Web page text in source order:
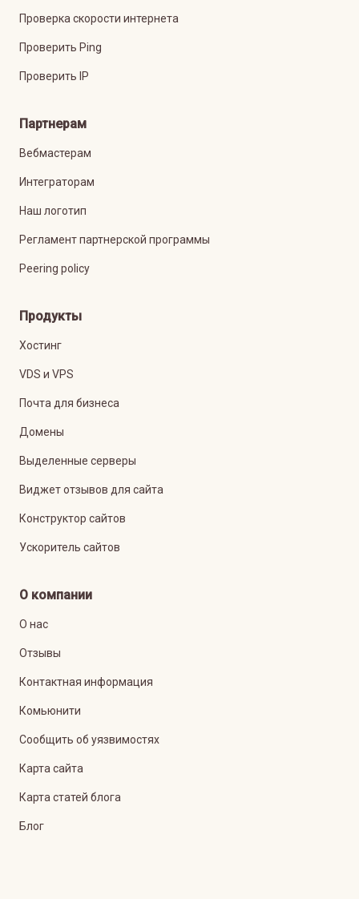
Проверка скорости интернета
Проверить Ping
Проверить IP
Партнерам
Вебмастерам
Интеграторам
Наш логотип
Регламент партнерской программы
Peering policy
Продукты
Хостинг
VDS и VPS
Почта для бизнеса
Домены
Выделенные серверы
Виджет отзывов для сайта
Конструктор сайтов
Ускоритель сайтов
О компании
О нас
Отзывы
Контактная информация
Комьюнити
Сообщить об уязвимостях
Карта сайта
Карта статей блога
Блог